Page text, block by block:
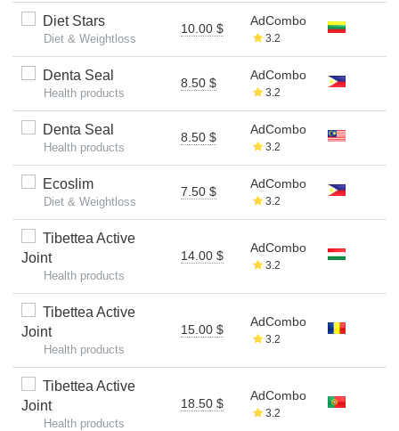
Diet Stars
Diet & Weightloss
10.00 $
AdCombo
3.2
Denta Seal
Health products
8.50 $
AdCombo
3.2
Denta Seal
Health products
8.50 $
AdCombo
3.2
Ecoslim
Diet & Weightloss
7.50 $
AdCombo
3.2
Tibettea Active
Joint
Health products
14.00 $
AdCombo
3.2
Tibettea Active
Joint
Health products
15.00 $
AdCombo
3.2
Tibettea Active
Joint
Health products
18.50 $
AdCombo
3.2